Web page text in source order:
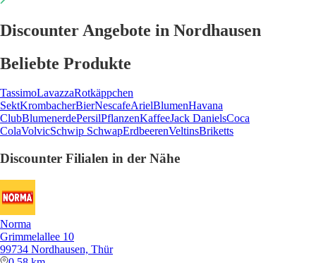
Discounter Angebote in Nordhausen
Beliebte Produkte
TassimoLavazzaRotkäppchen
SektKrombacherBierNescafeArielBlumenHavana
ClubBlumenerdePersilPflanzenKaffeeJack DanielsCoca
ColaVolvicSchwip SchwapErdbeerenVeltinsBriketts
Discounter Filialen in der Nähe
Norma
Grimmelallee 10
99734 Nordhausen, Thür